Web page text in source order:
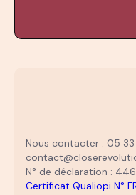
Nous contacter : 05 33
N° de déclaration :
Certificat Qualiopi N°